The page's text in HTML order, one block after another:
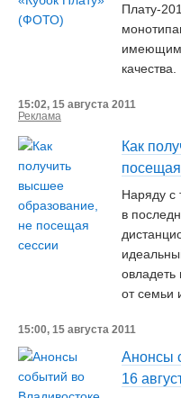
Плату-
качества.
15:02, 15 августа 2011
Реклама
Как
Наряду с
в
от семьи
15:00, 15 августа 2011
Анонсы
16